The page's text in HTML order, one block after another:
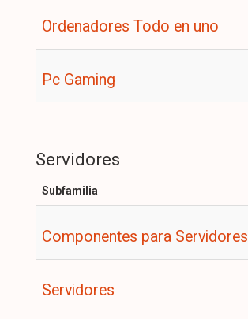
Ordenadores Todo en uno
Pc Gaming
Servidores
Subfamilia
Componentes para Servidores
Servidores